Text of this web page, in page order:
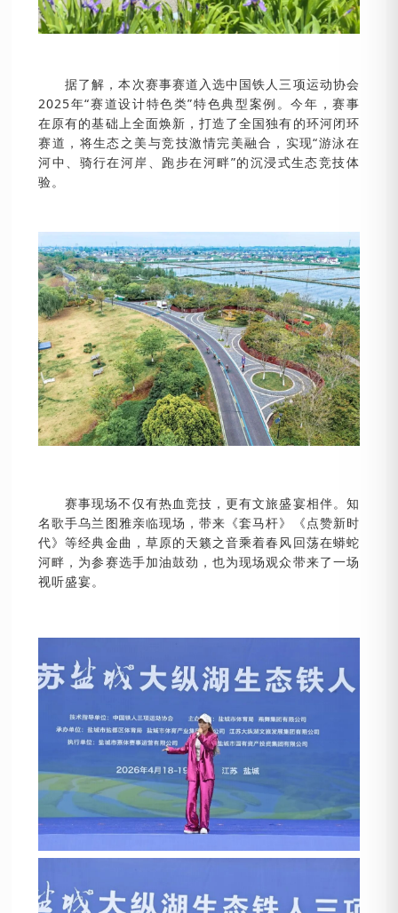
据了解，本次赛事赛道入选中国铁人三项运动协会
2025年“赛道设计特色类”特色典型案例。今年，赛事
在原有的基础上全面焕新，打造了全国独有的环河闭环
赛道，将生态之美与竞技激情完美融合，实现“游泳在
河中、骑行在河岸、跑步在河畔”的沉浸式生态竞技体
验。
赛事现场不仅有热血竞技，更有文旅盛宴相伴。知
名歌手乌兰图雅亲临现场，带来《套马杆》《点赞新时
代》等经典金曲，草原的天籁之音乘着春风回荡在蟒蛇
河畔，为参赛选手加油鼓劲，也为现场观众带来了一场
视听盛宴。